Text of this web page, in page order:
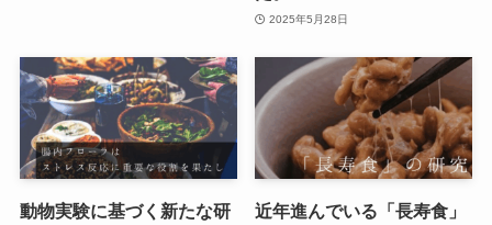
2025年5月28日
動物実験に基づく新たな研
近年進んでいる「長寿食」